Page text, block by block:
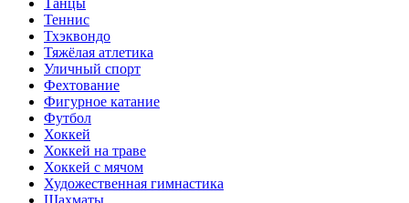
Танцы
Теннис
Тхэквондо
Тяжёлая атлетика
Уличный спорт
Фехтование
Фигурное катание
Футбол
Хоккей
Хоккей на траве
Хоккей с мячом
Художественная гимнастика